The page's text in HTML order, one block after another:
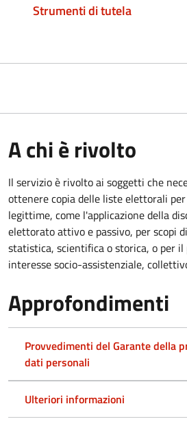
Strumenti di tutela
A chi è rivolto
Il servizio è rivolto ai soggetti che
ottenere copia delle liste elettorali
legittime, come l'applicazione della
elettorato attivo e passivo, per scopi
statistica, scientifica o storica, o per
interesse socio-assistenziale,
Approfondimenti
Provvedimenti del Garante della
dati personali
Ulteriori informazioni